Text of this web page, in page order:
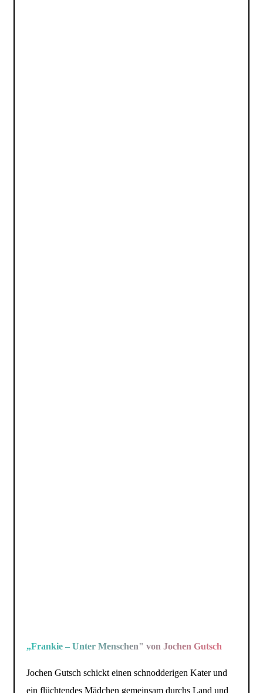
„Frankie – Unter Menschen" von Jochen Gutsch
Jochen Gutsch schickt einen schnodderigen Kater und
ein flüchtendes Mädchen gemeinsam durchs Land und